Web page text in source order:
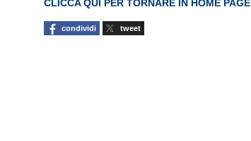
CLICCA QUI PER TORNARE IN HOME PAGE
condividi tweet